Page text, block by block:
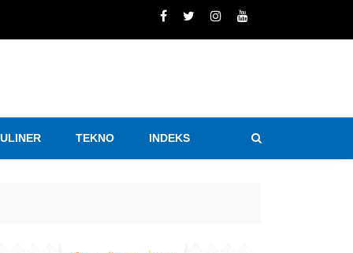
TEKNO INDEKS